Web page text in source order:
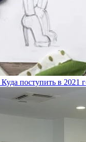
поступить в 2021